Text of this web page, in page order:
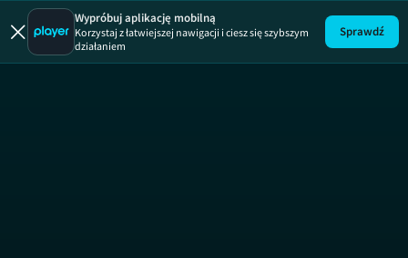
Wypróbuj aplikację mobilną
Korzystaj z łatwiejszej nawigacji i ciesz się szybszym
działaniem
Sprawdź